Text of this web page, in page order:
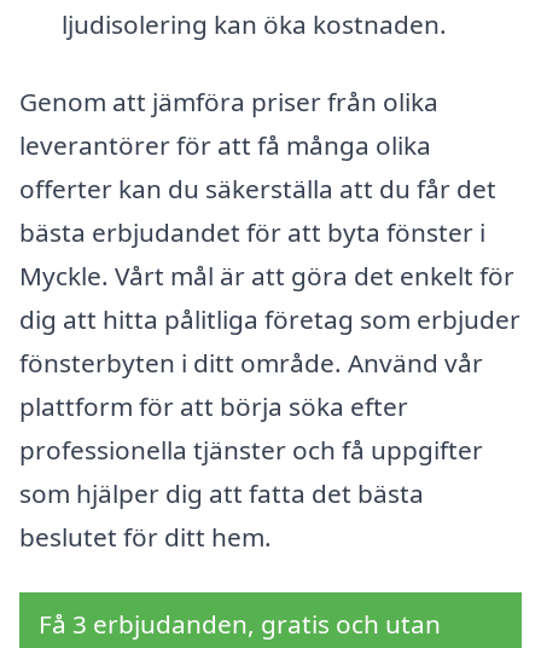
ljudisolering kan öka kostnaden.
Genom att jämföra priser från olika
leverantörer för att få många olika
offerter kan du säkerställa att du får det
bästa erbjudandet för att byta fönster i
Myckle. Vårt mål är att göra det enkelt för
dig att hitta pålitliga företag som erbjuder
fönsterbyten i ditt område. Använd vår
plattform för att börja söka efter
professionella tjänster och få uppgifter
som hjälper dig att fatta det bästa
beslutet för ditt hem.
Få 3 erbjudanden, gratis och utan